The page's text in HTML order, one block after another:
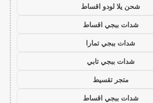
شحن يلا لودو اقساط
شدات ببجي اقساط
شدات ببجي تمارا
شدات ببجي تابي
متجر تقسيط
شدات ببجي اقساط